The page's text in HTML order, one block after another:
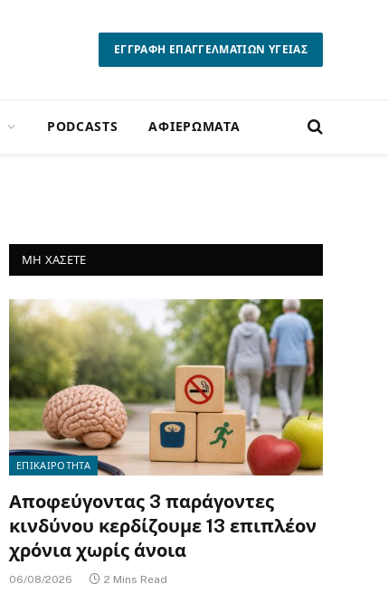
ΕΓΓΡΑΦΗ ΕΠΑΓΓΕΛΜΑΤΙΩΝ ΥΓΕΙΑΣ
PODCASTS ΑΦΙΕΡΩΜΑΤΑ
ΜΗ ΧΑΣΕΤΕ
ΕΠΙΚΑΙΡΟΤΗΤΑ
Αποφεύγοντας 3 παράγοντες
κινδύνου κερδίζουμε 13 επιπλέον
χρόνια χωρίς άνοια
06/08/2026 2 Mins Read